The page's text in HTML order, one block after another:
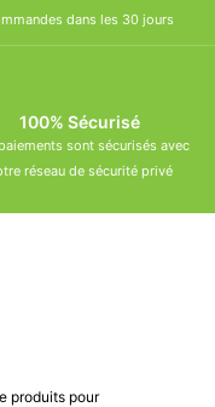
dans les 30 jours
100% Sécurisé
sont sécurisés avec
réseau de sécurité privé
produits pour